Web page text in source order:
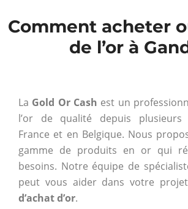
Comment acheter
de l’or à
La Gold Or Cash est un
l’or de qualité depuis plusieurs
France et en Belgique. Nous
gamme de produits en or qui
besoins. Notre équipe de
peut vous aider dans votre
d’achat d’or.